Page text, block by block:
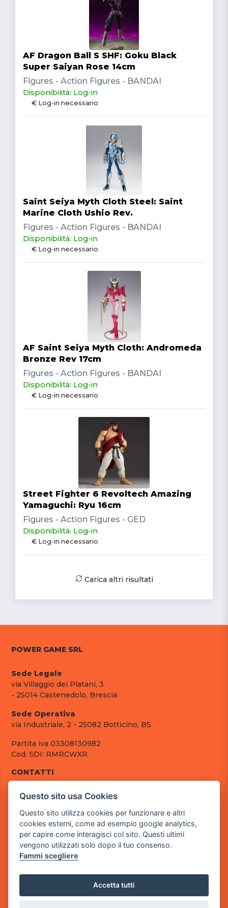
AF Dragon Ball S SHF: Goku Black
Super Saiyan Rose 14cm
Figures - Action Figures - BANDAI
Disponibilità: Log-in
€ Log-in necessario
Saint Seiya Myth Cloth Steel: Saint
Marine Cloth Ushio Rev.
Figures - Action Figures - BANDAI
Disponibilità: Log-in
€ Log-in necessario
AF Saint Seiya Myth Cloth: Andromeda
Bronze Rev 17cm
Figures - Action Figures - BANDAI
Disponibilità: Log-in
€ Log-in necessario
Street Fighter 6 Revoltech Amazing
Yamaguchi: Ryu 16cm
Figures - Action Figures - GED
Disponibilità: Log-in
€ Log-in necessario
Carica altri risultati
POWER GAME SRL
Sede Legale
via Villaggio dei Platani, 3
- 25014 Castenedolo, Brescia
Sede Operativa
via Industriale, 2 - 25082 Botticino, BS
Partita iva 03308130982
Cod. SDI: RMRCWXR
CONTATTI
tel.: +39 030 376 2377
pec: powergamesrl@legalmail.it
LINK UTILI
Chi siamo
Informazioni generali
Questo sito usa Cookies
Questo sito utilizza cookies per funzionare e altri
cookies esterni, come ad esempio google analytics,
per capire come interagisci col sito. Questi ultimi
vengono utilizzati solo dopo il tuo consenso.
Fammi scegliere
Accetta tutti